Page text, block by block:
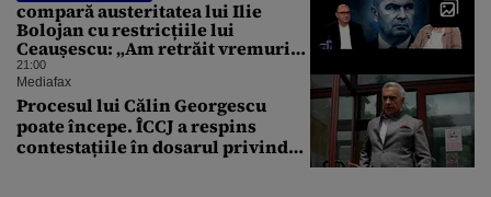
compară austeritatea lui Ilie
Bolojan cu restricțiile lui
Ceaușescu: „Am retrăit vremurile
tinereții”
21:00
Mediafax
Procesul lui Călin Georgescu
poate începe. ÎCCJ a respins
contestațiile în dosarul privind